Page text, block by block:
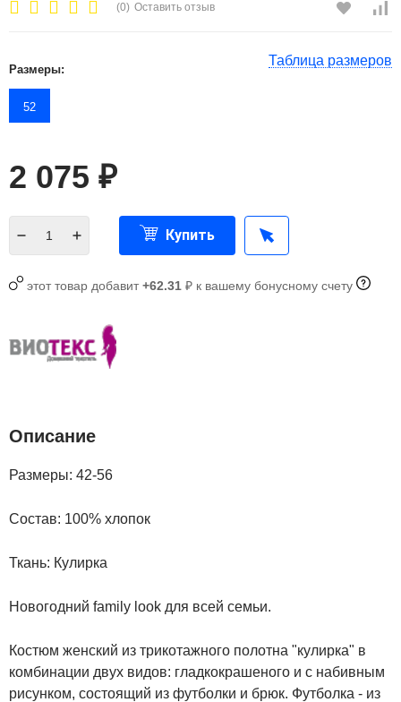
(0) Оставить отзыв
Таблица размеров
Размеры:
52
2 075 ₽
Купить
этот товар добавит+62.31 ₽ к вашему бонусному счету
Описание
Размеры: 42-56
Состав: 100% хлопок
Ткань: Кулирка
Новогодний family look для всей семьи.
Костюм женский из трикотажного полотна "кулирка" в
комбинации двух видов: гладкокрашеного и с набивным
рисунком, состоящий из футболки и брюк. Футболка - из